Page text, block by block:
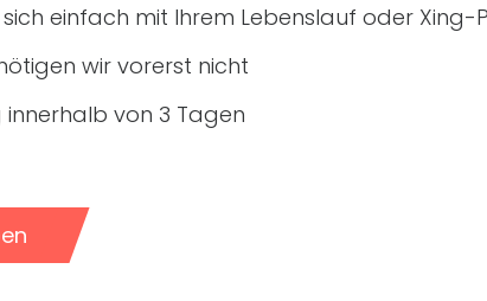
sich einfach mit Ihrem Lebenslauf oder Xing-
wir vorerst nicht
innerhalb von 3 Tagen